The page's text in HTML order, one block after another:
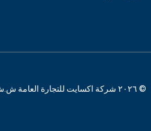
© ٢٠٢٦ شركة اكسايت للتجارة العامة ش.ش.و